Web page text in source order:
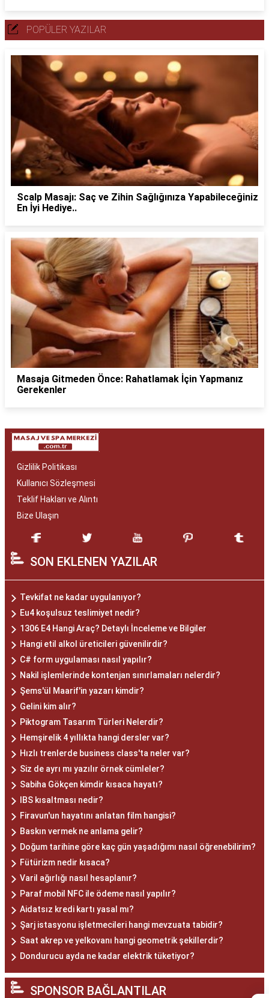
POPÜLER YAZILAR
Scalp Masajı: Saç ve Zihin Sağlığınıza Yapabileceğiniz
En İyi Hediye..
Masaja Gitmeden Önce: Rahatlamak İçin Yapmanız
Gerekenler
Gizlilik Politikası
Kullanıcı Sözleşmesi
Teklif Hakları ve Alıntı
Bize Ulaşın
SON EKLENEN YAZILAR
Tevkifat ne kadar uygulanıyor?
Eu4 koşulsuz teslimiyet nedir?
1306 E4 Hangi Araç? Detaylı İnceleme ve Bilgiler
Hangi etil alkol üreticileri güvenilirdir?
C# form uygulaması nasıl yapılır?
Nakil işlemlerinde kontenjan sınırlamaları nelerdir?
Şems'ül Maarif'in yazarı kimdir?
Gelini kim alır?
Piktogram Tasarım Türleri Nelerdir?
Hemşirelik 4 yıllıkta hangi dersler var?
Hızlı trenlerde business class'ta neler var?
Siz de ayrı mı yazılır örnek cümleler?
Sabiha Gökçen kimdir kısaca hayatı?
IBS kısaltması nedir?
Firavun'un hayatını anlatan film hangisi?
Baskın vermek ne anlama gelir?
Doğum tarihine göre kaç gün yaşadığımı nasıl öğrenebilirim?
Fütürizm nedir kısaca?
Varil ağırlığı nasıl hesaplanır?
Paraf mobil NFC ile ödeme nasıl yapılır?
Aidatsız kredi kartı yasal mı?
Şarj istasyonu işletmecileri hangi mevzuata tabidir?
Saat akrep ve yelkovanı hangi geometrik şekillerdir?
Dondurucu ayda ne kadar elektrik tüketiyor?
SPONSOR BAĞLANTILAR